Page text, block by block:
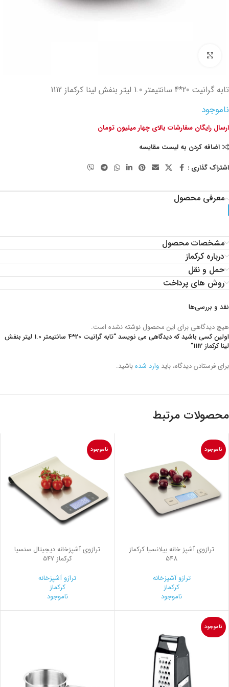
تابه گرانیت 20*4 سانتیمتر 1.0 لیتر بنفش لینا کرکماز 1112
ناموجود
ارسال رایگان سفارشات بالای چهار میلیون تومان
اضافه کردن به لیست مقایسه
اشتراک گذاری :
معرفی محصول
مشخصات محصول
درباره کرکماز
حمل و نقل
روش های پرداخت
نقد و بررسی‌ها
هیچ دیدگاهی برای این محصول نوشته نشده است.
اولین کسی باشید که دیدگاهی می نویسد “تابه گرانیت 20*4 سانتیمتر 1.0 لیتر بنفش
لینا کرکماز 1112”
برای فرستادن دیدگاه، باید وارد شدهباشید.
محصولات مرتبط
ناموجود
ترازوی آشپز خانه بیلانسیا کرکماز
548
ترازو آشپزخانه
کرکماز
ناموجود
ناموجود
ترازوی آشپزخانه دیجیتال سنسیا
کرکماز 547
ترازو آشپزخانه
کرکماز
ناموجود
ناموجود